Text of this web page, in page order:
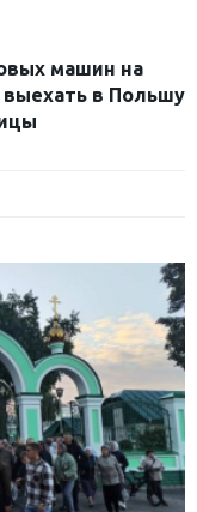
машин на
выехать в Польшу